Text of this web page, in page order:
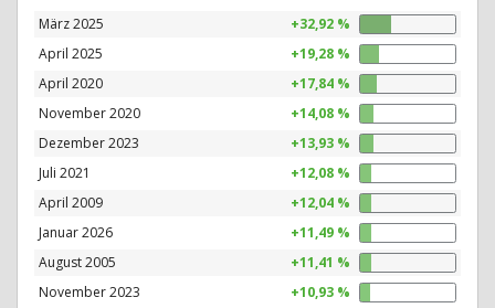
März 2025
+32,92 %
April 2025
+19,28 %
April 2020
+17,84 %
November 2020
+14,08 %
Dezember 2023
+13,93 %
Juli 2021
+12,08 %
April 2009
+12,04 %
Januar 2026
+11,49 %
August 2005
+11,41 %
November 2023
+10,93 %